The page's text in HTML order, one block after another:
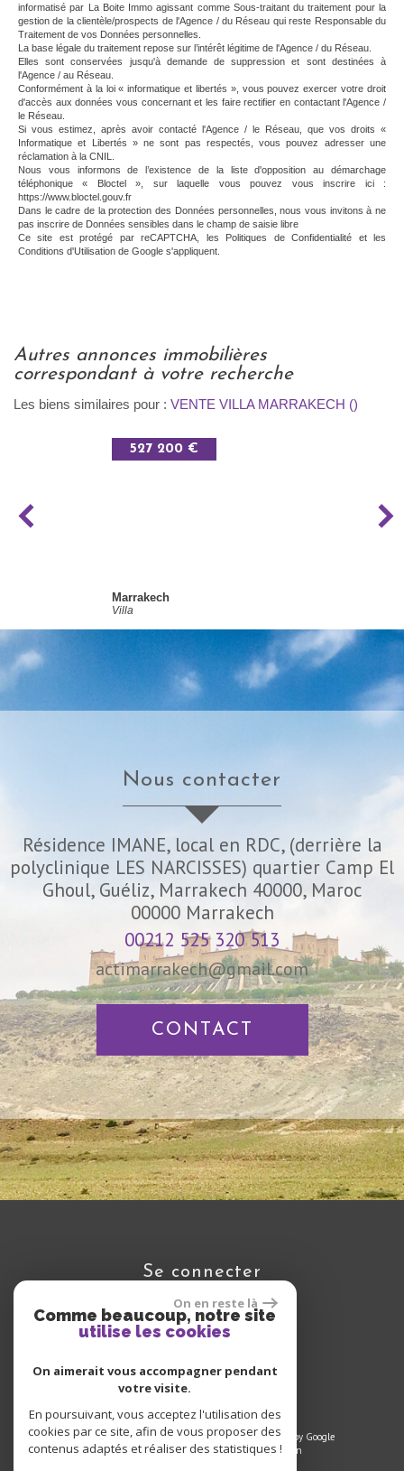
On en reste là
Comme beaucoup, notre site
utilise les cookies
On aimerait vous accompagner pendant
votre visite.
En poursuivant, vous acceptez l'utilisation des
cookies par ce site, afin de vous proposer des
contenus adaptés et réaliser des statistiques !
informatisé par La Boite Immo agissant comme Sous-traitant du traitement pour la
gestion de la clientèle/prospects de l'Agence / du Réseau qui reste Responsable du
Traitement de vos Données personnelles.
La base légale du traitement repose sur l’intérêt légitime de l'Agence / du Réseau.
Elles sont conservées jusqu'à demande de suppression et sont destinées à
l'Agence / au Réseau.
Conformément à la loi « informatique et libertés », vous pouvez exercer votre droit
d'accès aux données vous concernant et les faire rectifier en contactant l'Agence /
le Réseau.
Si vous estimez, après avoir contacté l'Agence / le Réseau, que vos droits «
Informatique et Libertés » ne sont pas respectés, vous pouvez adresser une
réclamation à la CNIL.
Nous vous informons de l’existence de la liste d'opposition au démarchage
téléphonique « Bloctel », sur laquelle vous pouvez vous inscrire ici :
https://www.bloctel.gouv.fr
Dans le cadre de la protection des Données personnelles, nous vous invitons à ne
pas inscrire de Données sensibles dans le champ de saisie libre
Ce site est protégé par reCAPTCHA, les Politiques de Confidentialité et les
Conditions d'Utilisation de Google s'appliquent.
autres annonces immobilières
correspondant à votre recherche
Les biens similaires pour : VENTE VILLA MARRAKECH ()
527 200 €
Marrakech
Villa
nous contacter
Résidence IMANE, local en RDC, (derrière la
polyclinique LES NARCISSES) quartier Camp El
Ghoul, Guéliz, Marrakech 40000, Maroc
00000 Marrakech
00212 525 320 513
actimarrakech@gmail.com
CONTACT
se connecter
Espace propriétaire
© 2025 | Tous droits réservés | Traduction powered by Google
Plan du site-Mentions légales-Liens-Admin